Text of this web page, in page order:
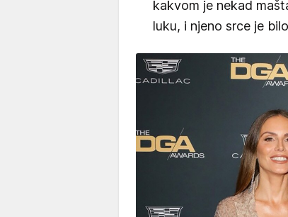
kakvom je nekad
luku, i njeno srce je